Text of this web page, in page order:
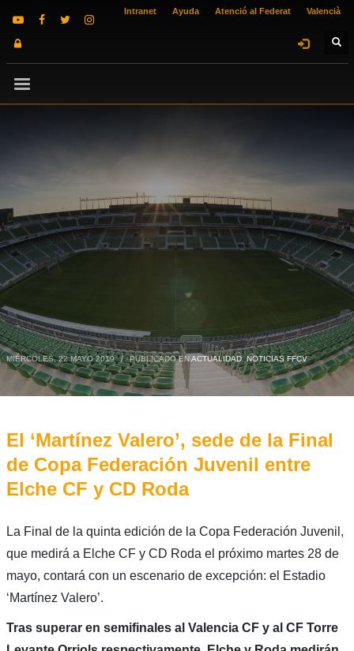
Intranet Ayuda Atenció al Federat Valencià
MIÉRCOLES, 22 MAYO 2019 / PUBLICADO ENACTUALIDAD,NOTICIAS FFCV
El ‘Martínez Valero’, sede de la Final
de Copa Federación Juvenil entre
Elche CF y CD Roda
La Final de la quinta edición de la Copa Federación Juvenil,
que medirá a Elche CF y CD Roda el próximo martes 28 de
mayo, contará con un escenario de excepción: el Estadio
‘Martínez Valero’.
Tras superar en semifinales al Valencia CF y al CF Torre